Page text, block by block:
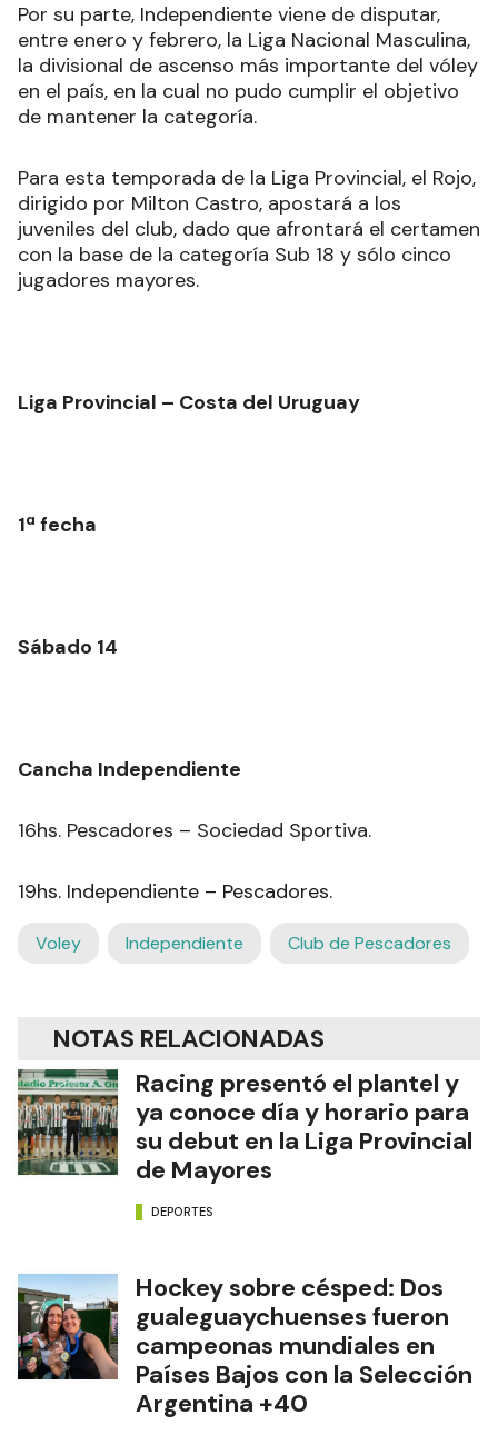
Por su parte, Independiente viene de disputar,
entre enero y febrero, la Liga Nacional Masculina,
la divisional de ascenso más importante del vóley
en el país, en la cual no pudo cumplir el objetivo
de mantener la categoría.
Para esta temporada de la Liga Provincial, el Rojo,
dirigido por Milton Castro, apostará a los
juveniles del club, dado que afrontará el certamen
con la base de la categoría Sub 18 y sólo cinco
jugadores mayores.
Liga Provincial – Costa del Uruguay
1ª fecha
Sábado 14
Cancha Independiente
16hs. Pescadores – Sociedad Sportiva.
19hs. Independiente – Pescadores.
Voley Independiente Club de Pescadores
NOTAS RELACIONADAS
Racing presentó el plantel y
ya conoce día y horario para
su debut en la Liga Provincial
de Mayores
DEPORTES
Hockey sobre césped: Dos
gualeguaychuenses fueron
campeonas mundiales en
Países Bajos con la Selección
Argentina +40